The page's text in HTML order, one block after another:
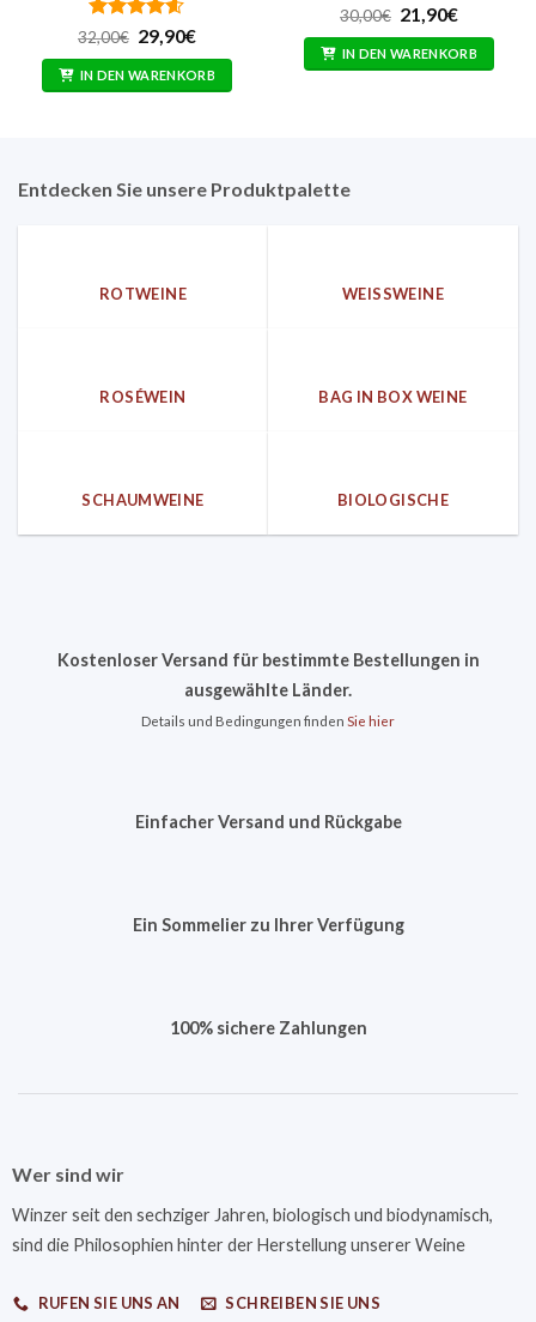
Bewertet
von 5
32,00€ Ursprünglicher
Preis
war:
32,00€
29,90€Aktueller
ist:
29,90€.
IN DEN WARENKORB
Bewertet
von 5
30,00€ Ursprünglicher
Preis
war:
30,00€
21,90€Aktueller
ist:
21,90€.
IN DEN WARENKORB
Entdecken Sie unsere Produktpalette
ROTWEINE WEISSWEINE
ROSÉWEIN BAG IN BOX WEINE
SCHAUMWEINE BIOLOGISCHE
Kostenloser Versand für bestimmte Bestellungen in
ausgewählte Länder.
Details und Bedingungen finden Sie hier
Einfacher Versand und Rückgabe
Ein Sommelier zu Ihrer Verfügung
100% sichere Zahlungen
Wer sind wir
Winzer seit den sechziger Jahren, biologisch und biodynamisch,
sind die Philosophien hinter der Herstellung unserer Weine
RUFEN SIE UNS AN SCHREIBEN SIE UNS